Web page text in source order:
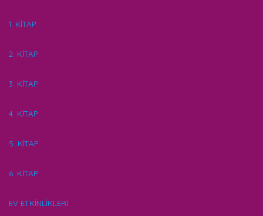
1. KİTAP
2. KİTAP
3. KİTAP
4. KİTAP
5. KİTAP
6. KİTAP
EV ETKİNLİKLERİ